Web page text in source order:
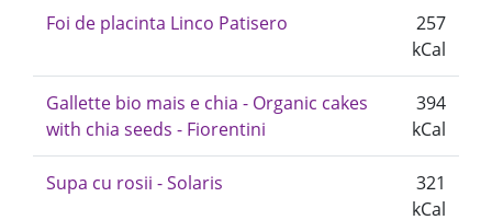
Foi de placinta Linco Patisero
257
kCal
Gallette bio mais e chia - Organic cakes
with chia seeds - Fiorentini
394
kCal
Supa cu rosii - Solaris
321
kCal